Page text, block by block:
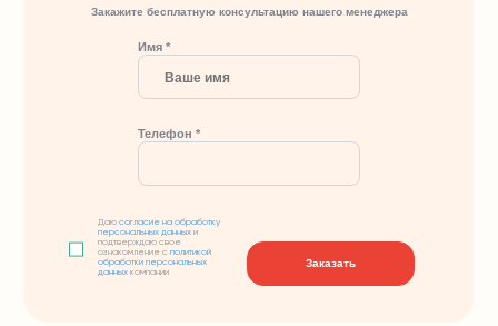
Закажите бесплатную консультацию нашего менеджера
Имя *
Телефон *
Даюсогласие на обработку
персональных данных и
подтверждаю свое
ознакомление сполитикой
обработки персональных
данных компании
Заказать